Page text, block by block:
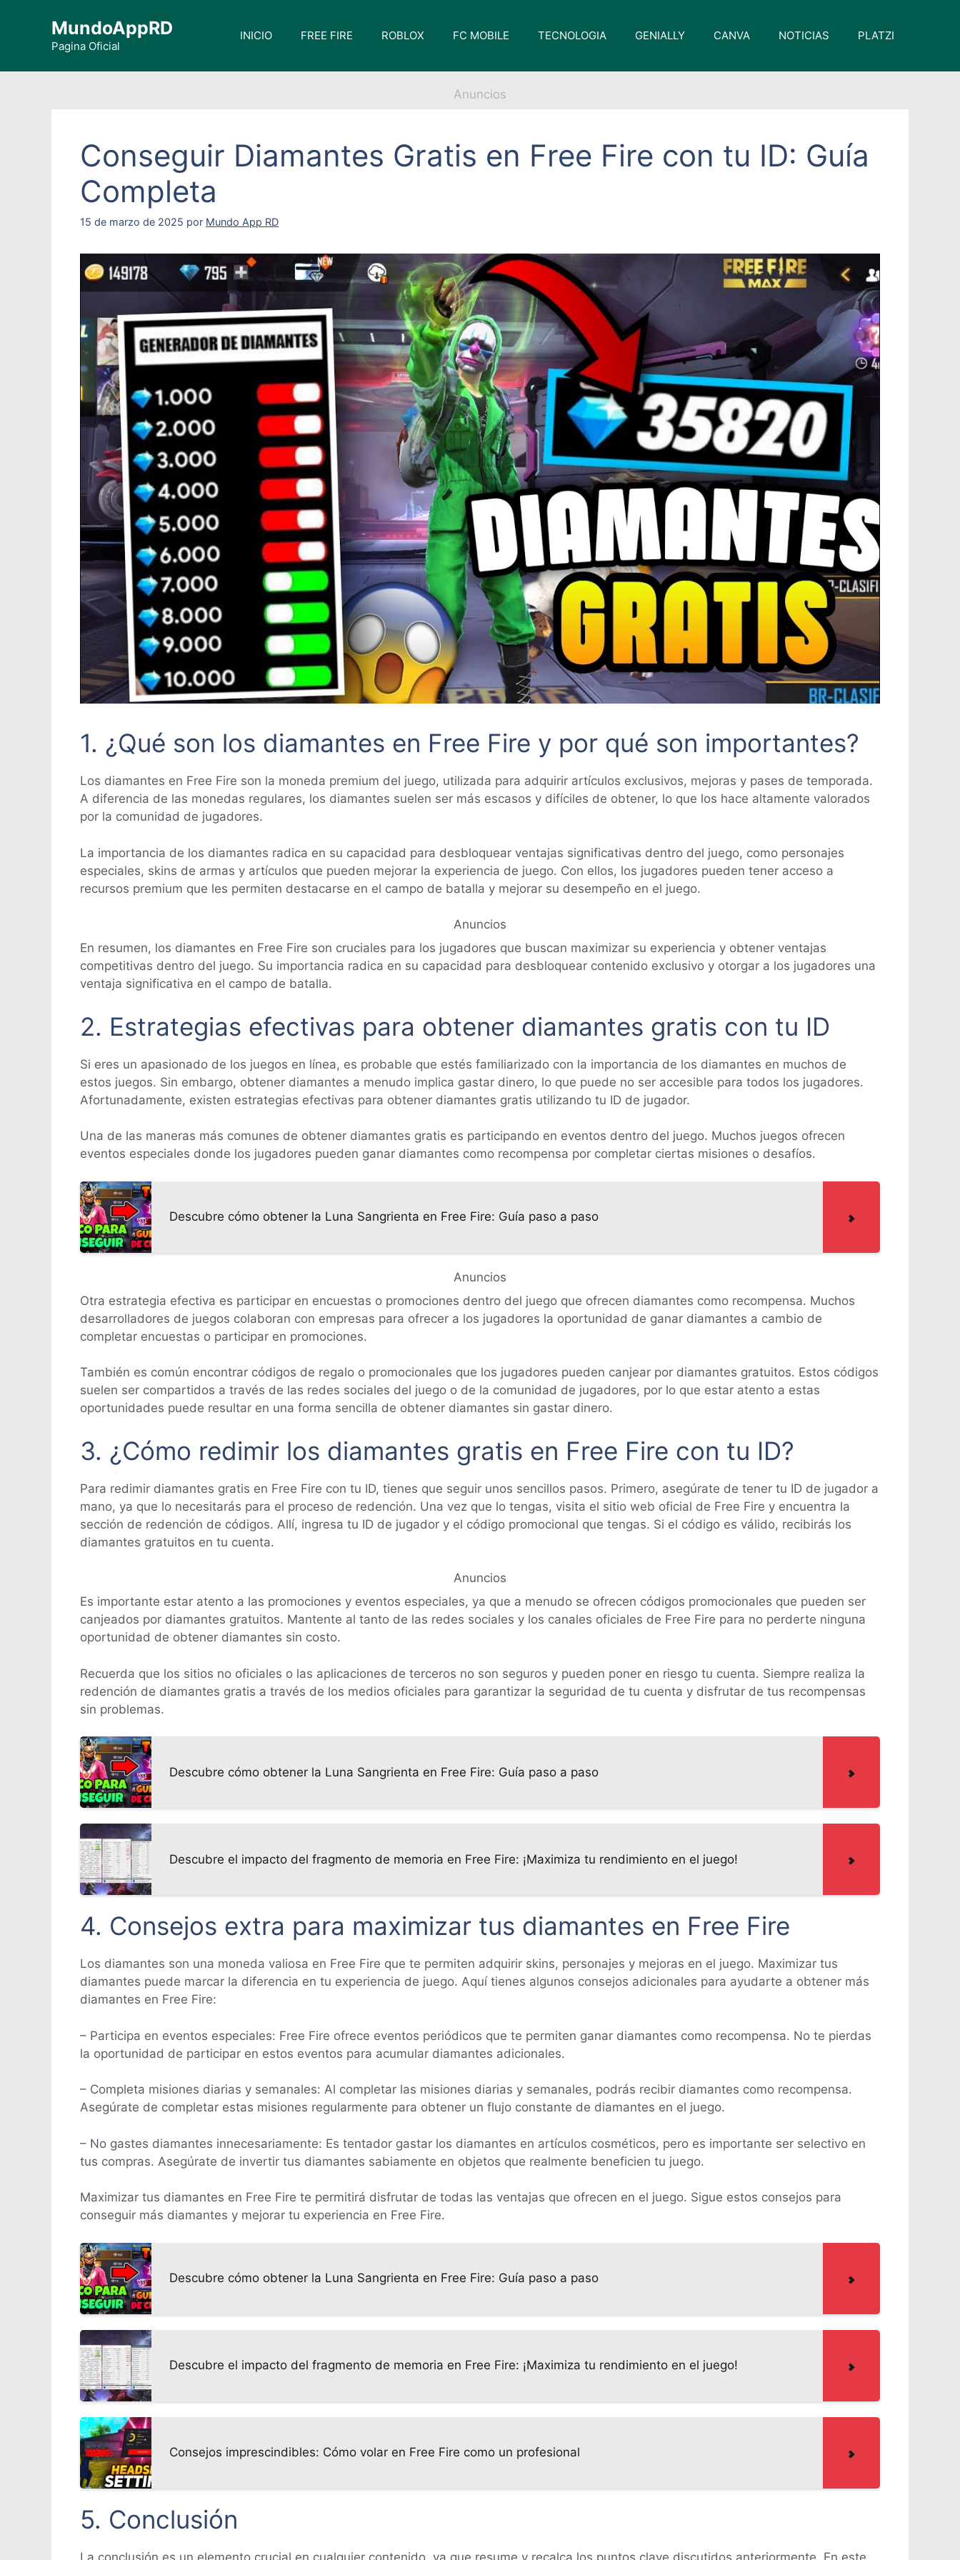
contenido
MundoAppRD
Pagina Oficial
INICIO FREE FIRE ROBLOX FC MOBILE TECNOLOGIA GENIALLY CANVA NOTICIAS PLATZI
Anuncios
Conseguir Diamantes Gratis en Free Fire con tu ID: Guía
Completa
15 de marzo de 2025 por Mundo App RD
1. ¿Qué son los diamantes en Free Fire y por qué son importantes?
Los diamantes en Free Fire son la moneda premium del juego, utilizada para adquirir artículos exclusivos, mejoras y pases de temporada.
A diferencia de las monedas regulares, los diamantes suelen ser más escasos y difíciles de obtener, lo que los hace altamente valorados
por la comunidad de jugadores.
La importancia de los diamantes radica en su capacidad para desbloquear ventajas significativas dentro del juego, como personajes
especiales, skins de armas y artículos que pueden mejorar la experiencia de juego. Con ellos, los jugadores pueden tener acceso a
recursos premium que les permiten destacarse en el campo de batalla y mejorar su desempeño en el juego.
Anuncios
En resumen, los diamantes en Free Fire son cruciales para los jugadores que buscan maximizar su experiencia y obtener ventajas
competitivas dentro del juego. Su importancia radica en su capacidad para desbloquear contenido exclusivo y otorgar a los jugadores una
ventaja significativa en el campo de batalla.
2. Estrategias efectivas para obtener diamantes gratis con tu ID
Si eres un apasionado de los juegos en línea, es probable que estés familiarizado con la importancia de los diamantes en muchos de
estos juegos. Sin embargo, obtener diamantes a menudo implica gastar dinero, lo que puede no ser accesible para todos los jugadores.
Afortunadamente, existen estrategias efectivas para obtener diamantes gratis utilizando tu ID de jugador.
Una de las maneras más comunes de obtener diamantes gratis es participando en eventos dentro del juego. Muchos juegos ofrecen
eventos especiales donde los jugadores pueden ganar diamantes como recompensa por completar ciertas misiones o desafíos.
Descubre cómo obtener la Luna Sangrienta en Free Fire: Guía paso a paso
Anuncios
Otra estrategia efectiva es participar en encuestas o promociones dentro del juego que ofrecen diamantes como recompensa. Muchos
desarrolladores de juegos colaboran con empresas para ofrecer a los jugadores la oportunidad de ganar diamantes a cambio de
completar encuestas o participar en promociones.
También es común encontrar códigos de regalo o promocionales que los jugadores pueden canjear por diamantes gratuitos. Estos códigos
suelen ser compartidos a través de las redes sociales del juego o de la comunidad de jugadores, por lo que estar atento a estas
oportunidades puede resultar en una forma sencilla de obtener diamantes sin gastar dinero.
3. ¿Cómo redimir los diamantes gratis en Free Fire con tu ID?
Para redimir diamantes gratis en Free Fire con tu ID, tienes que seguir unos sencillos pasos. Primero, asegúrate de tener tu ID de jugador a
mano, ya que lo necesitarás para el proceso de redención. Una vez que lo tengas, visita el sitio web oficial de Free Fire y encuentra la
sección de redención de códigos. Allí, ingresa tu ID de jugador y el código promocional que tengas. Si el código es válido, recibirás los
diamantes gratuitos en tu cuenta.
Anuncios
Es importante estar atento a las promociones y eventos especiales, ya que a menudo se ofrecen códigos promocionales que pueden ser
canjeados por diamantes gratuitos. Mantente al tanto de las redes sociales y los canales oficiales de Free Fire para no perderte ninguna
oportunidad de obtener diamantes sin costo.
Recuerda que los sitios no oficiales o las aplicaciones de terceros no son seguros y pueden poner en riesgo tu cuenta. Siempre realiza la
redención de diamantes gratis a través de los medios oficiales para garantizar la seguridad de tu cuenta y disfrutar de tus recompensas
sin problemas.
Descubre cómo obtener la Luna Sangrienta en Free Fire: Guía paso a paso
Descubre el impacto del fragmento de memoria en Free Fire: ¡Maximiza tu rendimiento en el juego!
4. Consejos extra para maximizar tus diamantes en Free Fire
Los diamantes son una moneda valiosa en Free Fire que te permiten adquirir skins, personajes y mejoras en el juego. Maximizar tus
diamantes puede marcar la diferencia en tu experiencia de juego. Aquí tienes algunos consejos adicionales para ayudarte a obtener más
diamantes en Free Fire:
– Participa en eventos especiales: Free Fire ofrece eventos periódicos que te permiten ganar diamantes como recompensa. No te pierdas
la oportunidad de participar en estos eventos para acumular diamantes adicionales.
– Completa misiones diarias y semanales: Al completar las misiones diarias y semanales, podrás recibir diamantes como recompensa.
Asegúrate de completar estas misiones regularmente para obtener un flujo constante de diamantes en el juego.
– No gastes diamantes innecesariamente: Es tentador gastar los diamantes en artículos cosméticos, pero es importante ser selectivo en
tus compras. Asegúrate de invertir tus diamantes sabiamente en objetos que realmente beneficien tu juego.
Maximizar tus diamantes en Free Fire te permitirá disfrutar de todas las ventajas que ofrecen en el juego. Sigue estos consejos para
conseguir más diamantes y mejorar tu experiencia en Free Fire.
Descubre cómo obtener la Luna Sangrienta en Free Fire: Guía paso a paso
Descubre el impacto del fragmento de memoria en Free Fire: ¡Maximiza tu rendimiento en el juego!
Consejos imprescindibles: Cómo volar en Free Fire como un profesional
5. Conclusión
La conclusión es un elemento crucial en cualquier contenido, ya que resume y recalca los puntos clave discutidos anteriormente. En este